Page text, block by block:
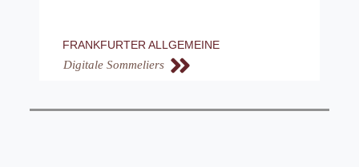
FRANKFURTER ALLGEMEINE
Digitale Sommeliers